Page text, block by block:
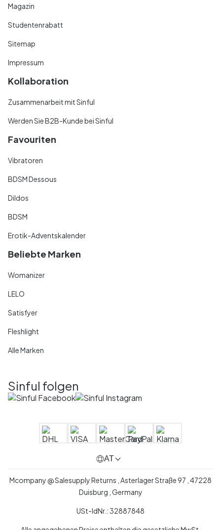
Magazin
Studentenrabatt
Sitemap
Impressum
Kollaboration
Zusammenarbeit mit Sinful
Werden Sie B2B-Kunde bei Sinful
Favouriten
Vibratoren
BDSM Dessous
Dildos
BDSM
Erotik-Adventskalender
Beliebte Marken
Womanizer
LELO
Satisfyer
Fleshlight
Alle Marken
Sinful folgen
AT
Mcompany @ Salesupply Returns , Asterlager Straße 97 , 47228
Duisburg , Germany
USt-IdNr.: 32887848